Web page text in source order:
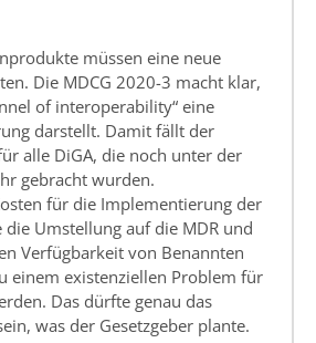
müssen eine neue
Die MDCG 2020-3 macht klar,
of interoperability“ eine
darstellt. Damit fällt der
alle DiGA, die noch unter der
gebracht wurden.
für die Implementierung der
Umstellung auf die MDR und
Verfügbarkeit von Benannten
einem existenziellen Problem für
Das dürfte genau das
was der Gesetzgeber plante.